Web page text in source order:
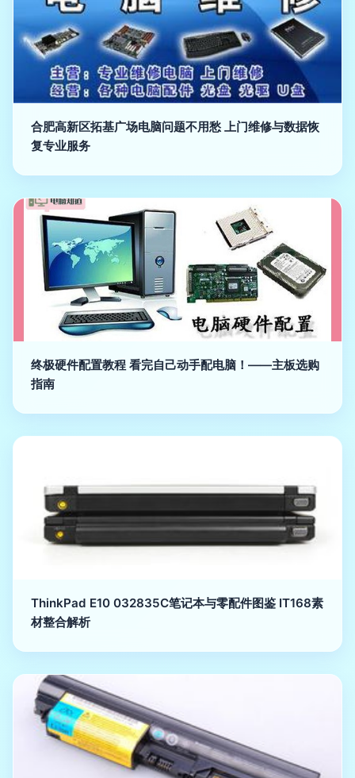
合肥高新区拓基广场电脑问题不用愁 上门维修与数据恢
复专业服务
终极硬件配置教程 看完自己动手配电脑！——主板选购
指南
ThinkPad E10 032835C笔记本与零配件图鉴 IT168素
材整合解析